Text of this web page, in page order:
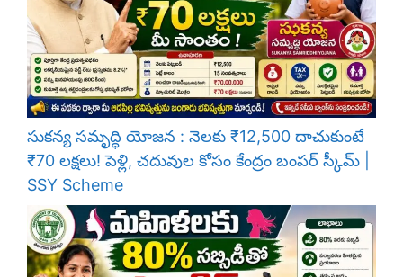
సుకన్య సమృద్ధి యోజన : నెలకు ₹12,500 దాచుకుంటే
₹70 లక్షలు! పెళ్లి, చదువుల కోసం కేంద్రం బంపర్ స్కీమ్ |
SSY Scheme